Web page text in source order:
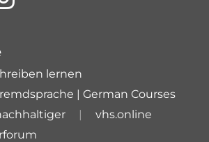
lernen
| German Courses
vhs.online